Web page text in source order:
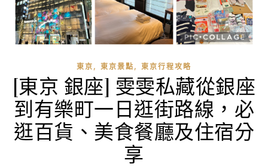
東京, 東京景點, 東京行程攻略
[東京 銀座] 雯雯私藏從銀座
到有樂町一日逛街路線，必
逛百貨、美食餐廳及住宿分
享